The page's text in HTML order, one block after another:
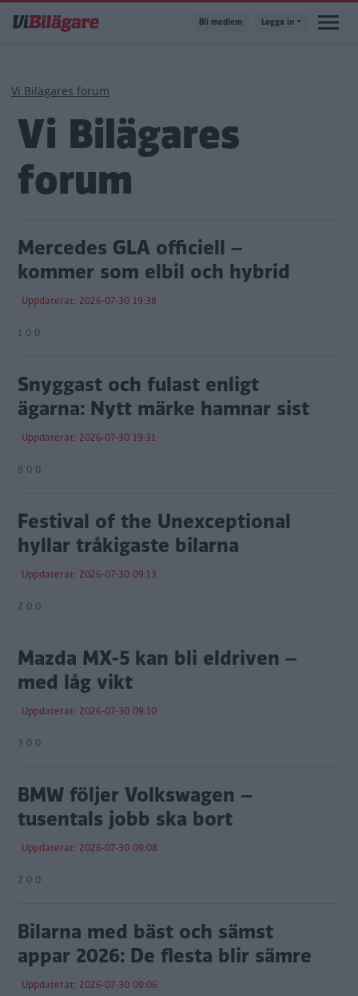
till
Bli medlem Logga in
Länkstig
Vi Bilägares forum
Vi Bilägares
forum
Mercedes GLA officiell –
kommer som elbil och hybrid
Uppdaterat: 2026-07-30 19:38
1 0 0
Snyggast och fulast enligt
ägarna: Nytt märke hamnar sist
Uppdaterat: 2026-07-30 19:31
8 0 0
Festival of the Unexceptional
hyllar tråkigaste bilarna
Uppdaterat: 2026-07-30 09:13
2 0 0
Mazda MX-5 kan bli eldriven –
med låg vikt
Uppdaterat: 2026-07-30 09:10
3 0 0
BMW följer Volkswagen –
tusentals jobb ska bort
Uppdaterat: 2026-07-30 09:08
2 0 0
Bilarna med bäst och sämst
appar 2026: De flesta blir sämre
Uppdaterat: 2026-07-30 09:06